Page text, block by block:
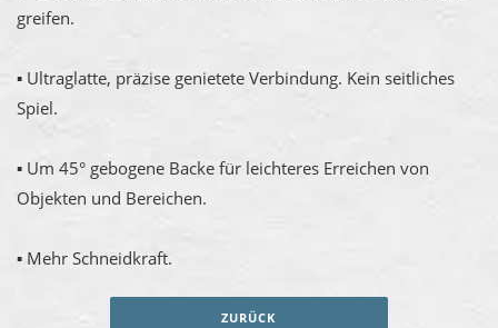
greifen.
▪ Ultraglatte, präzise genietete Verbindung. Kein seitliches
Spiel.
▪ Um 45° gebogene Backe für leichteres Erreichen von
Objekten und Bereichen.
▪ Mehr Schneidkraft.
ZURÜCK